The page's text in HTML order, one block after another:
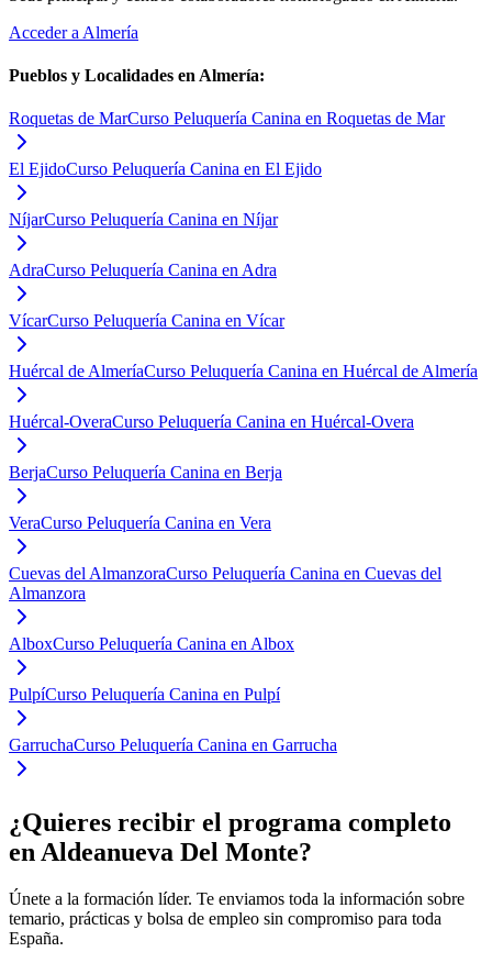
Acceder a Almería
Pueblos y Localidades en Almería:
Roquetas de MarCurso Peluquería Canina en Roquetas de Mar
El EjidoCurso Peluquería Canina en El Ejido
NíjarCurso Peluquería Canina en Níjar
AdraCurso Peluquería Canina en Adra
VícarCurso Peluquería Canina en Vícar
Huércal de AlmeríaCurso Peluquería Canina en Huércal de Almería
Huércal-OveraCurso Peluquería Canina en Huércal-Overa
BerjaCurso Peluquería Canina en Berja
VeraCurso Peluquería Canina en Vera
Cuevas del AlmanzoraCurso Peluquería Canina en Cuevas del
Almanzora
AlboxCurso Peluquería Canina en Albox
PulpíCurso Peluquería Canina en Pulpí
GarruchaCurso Peluquería Canina en Garrucha
¿Quieres recibir el programa completo
en Aldeanueva Del Monte?
Únete a la formación líder. Te enviamos toda la información sobre
temario, prácticas y bolsa de empleo sin compromiso para toda
España.